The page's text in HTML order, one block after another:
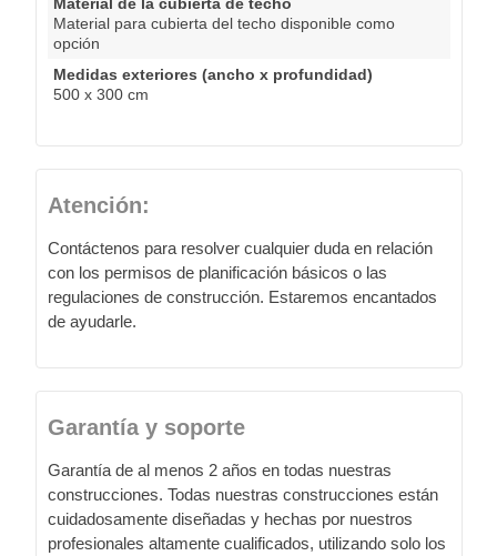
Material para cubierta del techo disponible como
opción
Medidas exteriores (ancho x profundidad)
500 x 300 cm
Atención:
Contáctenos para resolver cualquier duda en relación
con los permisos de planificación básicos o las
regulaciones de construcción. Estaremos encantados
de ayudarle.
Garantía y soporte
Garantía de al menos 2 años en todas nuestras
construcciones. Todas nuestras construcciones están
cuidadosamente diseñadas y hechas por nuestros
profesionales altamente cualificados, utilizando solo los